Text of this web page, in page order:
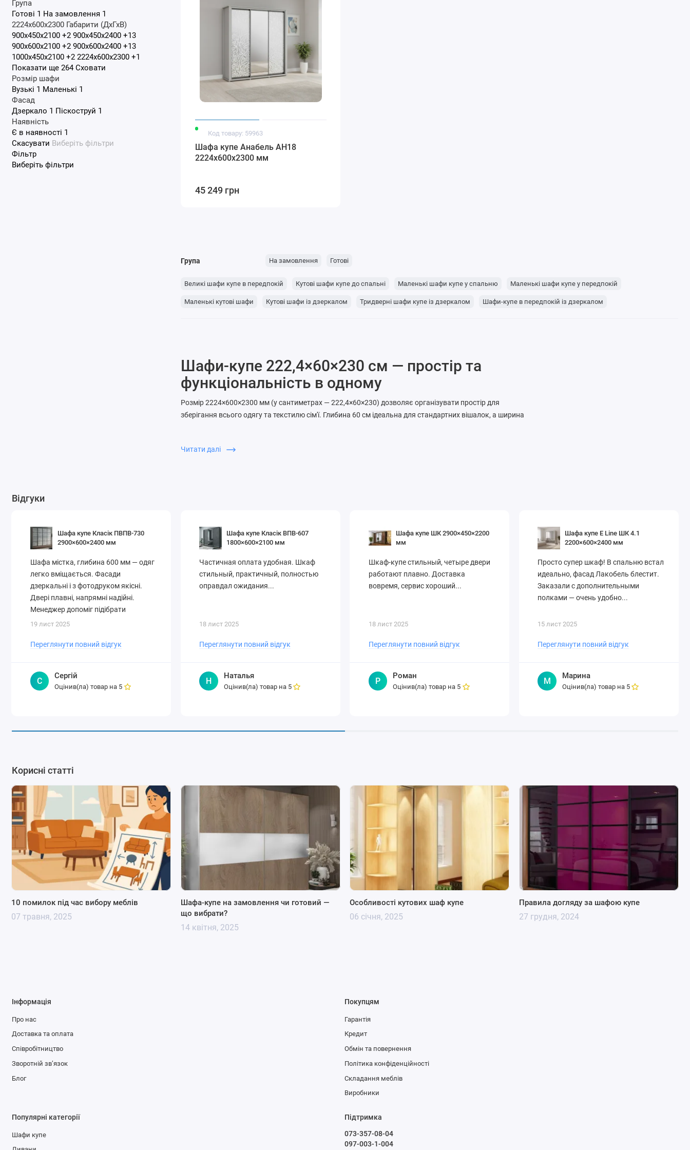
Група
Готові 1 На замовлення 1
2224x600x2300 Габарити (ДхГхВ)
900x450x2100 +2 900x450x2400 +13
900x600x2100 +2 900x600x2400 +13
1000x450x2100 +2 2224x600x2300 +1
Показати ще 264Сховати
Розмір шафи
Вузькі 1 Маленькі 1
Фасад
Дзеркало 1 Піскоструй 1
Наявність
Є в наявності 1
Скасувати Виберіть фільтри
Фільтр
Виберіть фільтри
Шафи-купе 222,4×60×230 см — простір та
функціональність в одному
Розмір 2224×600×2300 мм (у сантиметрах — 222,4×60×230) дозволяє організувати простір для
зберігання всього одягу та текстилю сім'ї. Глибина 60 см ідеальна для стандартних вішалок, а ширина
Ширина:222,4 см
Читати далі
Код товару: 59963
Шафа купе Анабель АН18
2224x600x2300 мм
45 249 грн
Група На замовлення Готові
Великі шафи купе в передпокій Кутові шафи купе до спальні Маленькі шафи купе у спальню Маленькі шафи купе у передпокій
Маленькі кутові шафи Кутові шафи із дзеркалом Тридверні шафи купе із дзеркалом Шафи-купе в передпокій із дзеркалом
Відгуки
Шафа купе Класік ПВПВ-730
2900×600×2400 мм
Шафа містка, глибина 600 мм — одяг
легко вміщається. Фасади
дзеркальні і з фотодруком якісні.
Двері плавні, напрямні надійні.
Менеджер допоміг підібрати
оптимал..
19 лист 2025
Переглянути повний відгук
С
Сергій
Оцінив(ла) товар на 5
Шафа купе Класік ВПВ-607
1800×600×2100 мм
Частичная оплата удобная. Шкаф
стильный, практичный, полностью
оправдал ожидания...
18 лист 2025
Переглянути повний відгук
Н
Наталья
Оцінив(ла) товар на 5
Шафа купе ШК 2900×450×2200
мм
Шкаф-купе стильный, четыре двери
работают плавно. Доставка
вовремя, сервис хороший...
18 лист 2025
Переглянути повний відгук
Р
Роман
Оцінив(ла) товар на 5
Шафа купе E Line ШК 4.1
2200×600×2400 мм
Просто супер шкаф! В спальню встал
идеально, фасад Лакобель блестит.
Заказали с дополнительными
полками — очень удобно...
15 лист 2025
Переглянути повний відгук
М
Марина
Оцінив(ла) товар на 5
Корисні статті
10 помилок під час вибору меблів
07 травня, 2025
Шафа-купе на замовлення чи готовий —
що вибрати?
14 квітня, 2025
Особливості кутових шаф купе
06 січня, 2025
Правила догляду за шафою купе
27 грудня, 2024
Інформація
Про нас
Доставка та оплата
Співробітництво
Зворотній зв’язок
Блог
Покупцям
Гарантія
Кредит
Обмін та повернення
Політика конфіденційності
Складання меблів
Виробники
Популярні категорії
Шафи купе
Підтримка
073-357-08-04
097-003-1-004